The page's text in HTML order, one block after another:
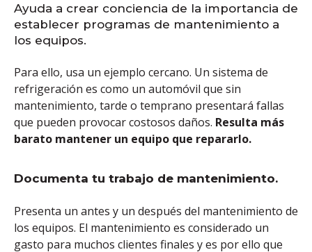
Ayuda a crear conciencia de la importancia de
establecer programas de mantenimiento a
los equipos.
Para ello, usa un ejemplo cercano. Un sistema de
refrigeración es como un automóvil que sin
mantenimiento, tarde o temprano presentará fallas
que pueden provocar costosos daños. Resulta más
barato mantener un equipo que repararlo.
Documenta tu trabajo de mantenimiento.
Presenta un antes y un después del mantenimiento de
los equipos. El mantenimiento es considerado un
gasto para muchos clientes finales y es por ello que